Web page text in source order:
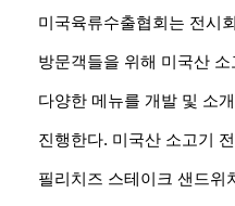
미국육류수출협회는 전시
방문객들을 위해 미국산
다양한 메뉴를 개발 및 소
진행한다. 미국산 소고기
필리치즈 스테이크 샌드위